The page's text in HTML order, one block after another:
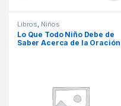
Libros Niños
Lo Que Todo Niño Debe de
Saber Acerca de la Oración